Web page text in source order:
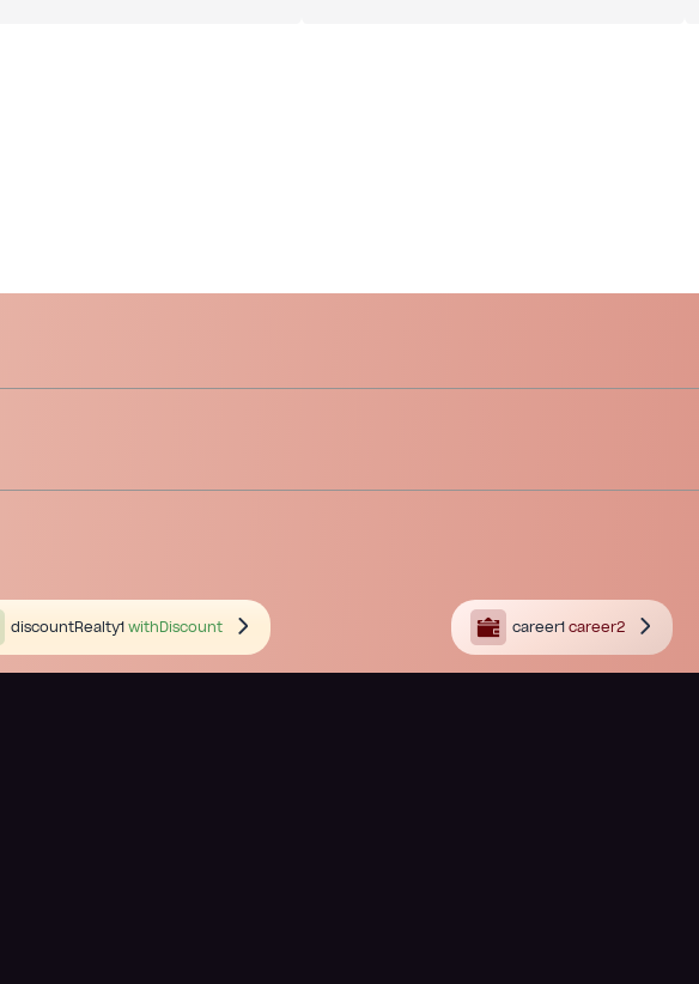
discountRealty1 withDiscount career1 career2